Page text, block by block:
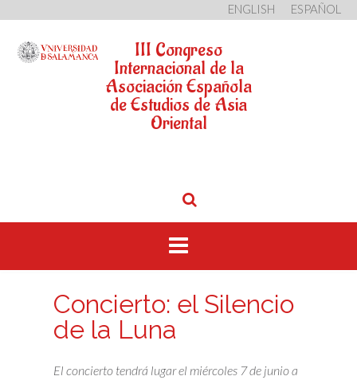
ESPAÑOL
ENGLISH
contenido
III Congreso
Internacional de la
Asociación Española
de Estudios de Asia
Oriental
Concierto: el Silencio
de la Luna
El concierto tendrá lugar el miércoles 7 de junio a